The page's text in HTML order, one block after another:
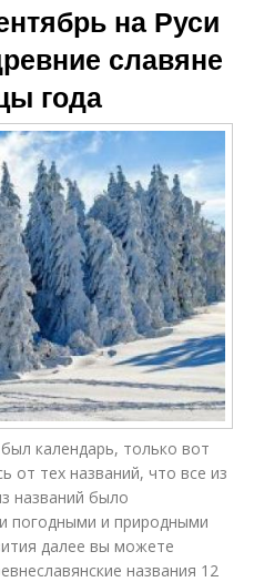
на Руси
славяне
года
календарь, только вот
от тех названий, что все из
названий было
погодными и природными
далее вы можете
названия 12